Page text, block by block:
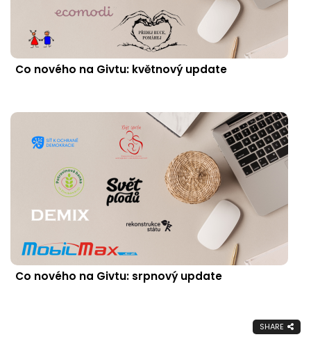
Co nového na Givtu: květnový update
Co nového na Givtu: srpnový update
SHARE